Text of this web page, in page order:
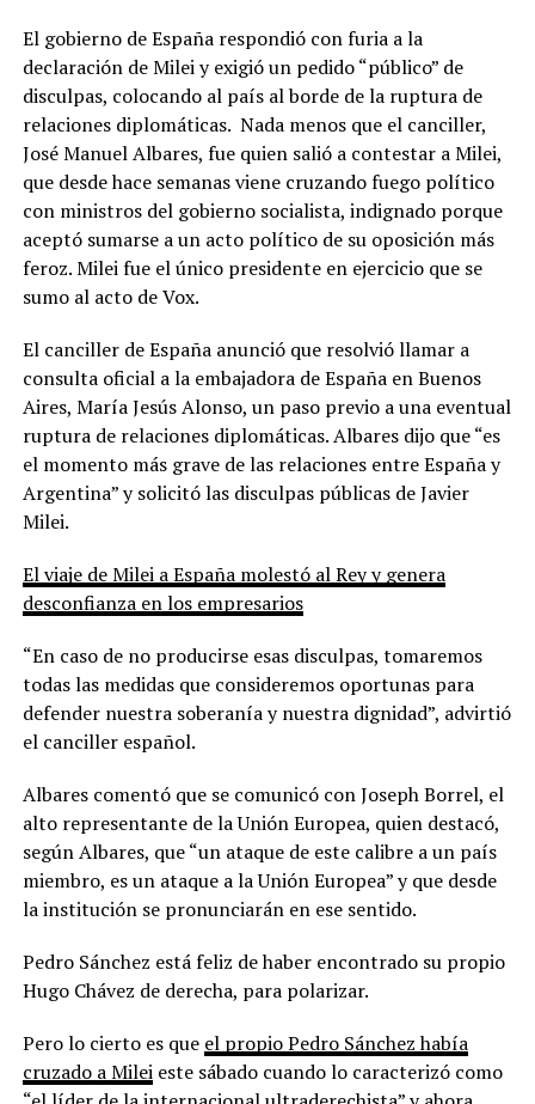
El gobierno de España respondió con furia a la
declaración de Milei y exigió un pedido “público” de
disculpas, colocando al país al borde de la ruptura de
relaciones diplomáticas. Nada menos que el canciller,
José Manuel Albares, fue quien salió a contestar a Milei,
que desde hace semanas viene cruzando fuego político
con ministros del gobierno socialista, indignado porque
aceptó sumarse a un acto político de su oposición más
feroz. Milei fue el único presidente en ejercicio que se
sumo al acto de Vox.
El canciller de España anunció que resolvió llamar a
consulta oficial a la embajadora de España en Buenos
Aires, María Jesús Alonso, un paso previo a una eventual
ruptura de relaciones diplomáticas. Albares dijo que “es
el momento más grave de las relaciones entre España y
Argentina” y solicitó las disculpas públicas de Javier
Milei.
El viaje de Milei a España molestó al Rey y genera
desconfianza en los empresarios
“En caso de no producirse esas disculpas, tomaremos
todas las medidas que consideremos oportunas para
defender nuestra soberanía y nuestra dignidad”, advirtió
el canciller español.
Albares comentó que se comunicó con Joseph Borrel, el
alto representante de la Unión Europea, quien destacó,
según Albares, que “un ataque de este calibre a un país
miembro, es un ataque a la Unión Europea” y que desde
la institución se pronunciarán en ese sentido.
Pedro Sánchez está feliz de haber encontrado su propio
Hugo Chávez de derecha, para polarizar.
Pero lo cierto es que el propio Pedro Sánchez había
cruzado a Mileieste sábado cuando lo caracterizó como